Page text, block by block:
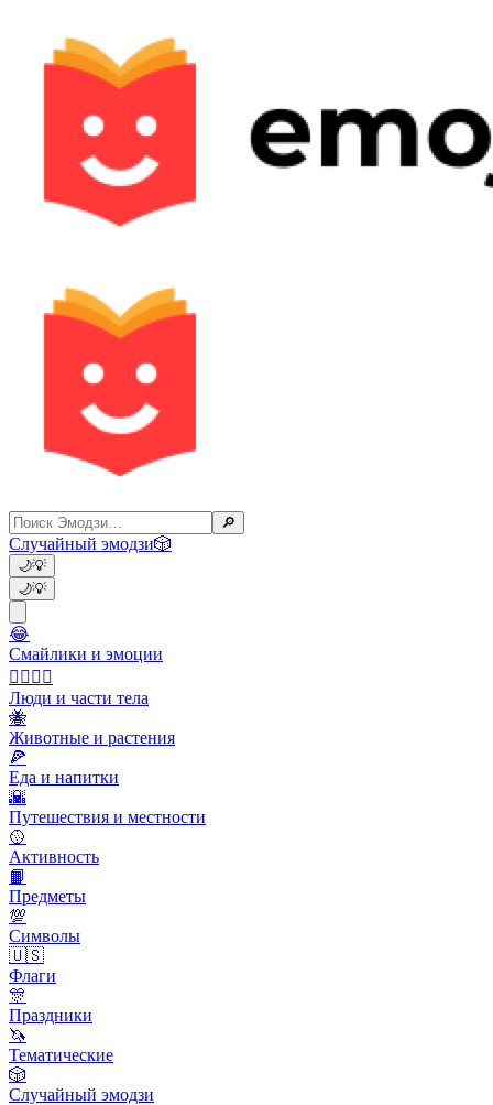
🔎
Случайный эмодзи🎲
🌙💡
🌙💡
😂
Смайлики и эмоции
👩‍❤️‍💋‍👨
Люди и части тела
🐝
Животные и растения
🍕
Еда и напитки
🌇
Путешествия и местности
🥎
Активность
📙
Предметы
💯
Символы
🇺🇸
Флаги
🎊
Праздники
🦄
Тематические
🎲
Случайный эмодзи